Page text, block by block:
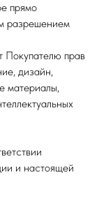
прямо
разрешением
Покупателю прав
дизайн,
материалы,
и настоящей